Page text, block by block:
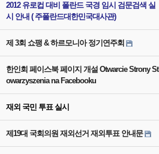
2012 유로컵 대비 폴란드 국경 임시 검문검색 실
시 안내 ( 주폴란드대한민국대사관)
제 3회 쇼팽 & 하르모니아 정기연주회
한인회 페이스북 페이지 개설 Otwarcie Strony St
owarzyszenia na Facebooku
재외 국민 투표 실시
제19대 국회의원 재외선거 재외투표 안내문